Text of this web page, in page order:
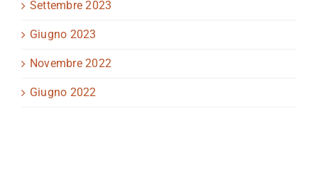
Settembre 2023
Giugno 2023
Novembre 2022
Giugno 2022